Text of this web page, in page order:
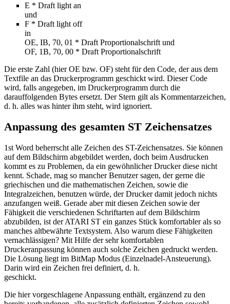
E * Draft light an
und
F * Draft light off
in
OE, IB, 70, 01 * Draft Proportionalschrift und
OF, 1B, 70, 00 * Draft Proportionalschrift
Die erste Zahl (hier OE bzw. OF) steht für den Code, der aus dem
Textfile an das Druckerprogramm geschickt wird. Dieser Code
wird, falls angegeben, im Druckerprogramm durch die
darauffolgenden Bytes ersetzt. Der Stern gilt als Kommentarzeichen,
d. h. alles was hinter ihm steht, wird ignoriert.
Anpassung des gesamten ST Zeichensatzes
1st Word beherrscht alle Zeichen des ST-Zeichensatzes. Sie können
auf dem Bildschirm abgebildet werden, doch beim Ausdrucken
kommt es zu Problemen, da ein gewöhnlicher Drucker diese nicht
kennt. Schade, mag so mancher Benutzer sagen, der gerne die
griechischen und die mathematischen Zeichen, sowie die
Integralzeichen, benutzen würde, der Drucker damit jedoch nichts
anzufangen weiß. Gerade aber mit diesen Zeichen sowie der
Fähigkeit die verschiedenen Schriftarten auf dem Bildschirm
abzubilden, ist der ATARI ST ein ganzes Stück komfortabler als so
manches altbewährte Textsystem. Also warum diese Fähigkeiten
vernachlässigen? Mit Hilfe der sehr komfortablen
Druckeranpassung können auch solche Zeichen gedruckt werden.
Die Lösung liegt im BitMap Modus (Einzelnadel-Ansteuerung).
Darin wird ein Zeichen frei definiert, d. h.
geschickt.
Die hier vorgeschlagene Anpassung enthält, ergänzend zu den